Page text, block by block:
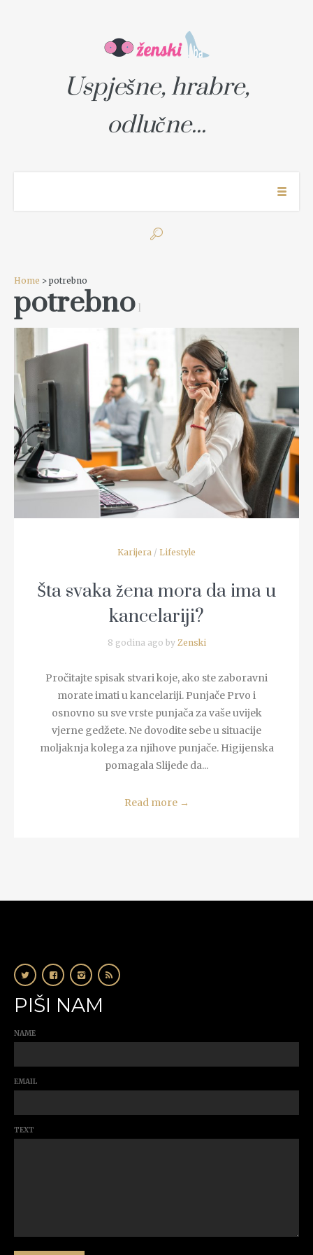
Uspješne, hrabre,
odlučne...
Home > potrebno
potrebno 1
READ MORE
Karijera / Lifestyle
Šta svaka žena mora da ima u
kancelariji?
8 godina ago by Zenski
Pročitajte spisak stvari koje, ako ste zaboravni
morate imati u kancelariji. Punjače Prvo i
osnovno su sve vrste punjača za vaše uvijek
vjerne gedžete. Ne dovodite sebe u situacije
moljaknja kolega za njihove punjače. Higijenska
pomagala Slijede da...
Read more →
PIŠI NAM
NAME
EMAIL
TEXT